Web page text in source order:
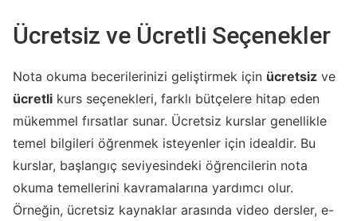
Ücretsiz ve Ücretli Seçenekler
Nota okuma becerilerinizi geliştirmek için ücretsiz ve
ücretli kurs seçenekleri, farklı bütçelere hitap eden
mükemmel fırsatlar sunar. Ücretsiz kurslar genellikle
temel bilgileri öğrenmek isteyenler için idealdir. Bu
kurslar, başlangıç seviyesindeki öğrencilerin nota
okuma temellerini kavramalarına yardımcı olur.
Örneğin, ücretsiz kaynaklar arasında video dersler, e-